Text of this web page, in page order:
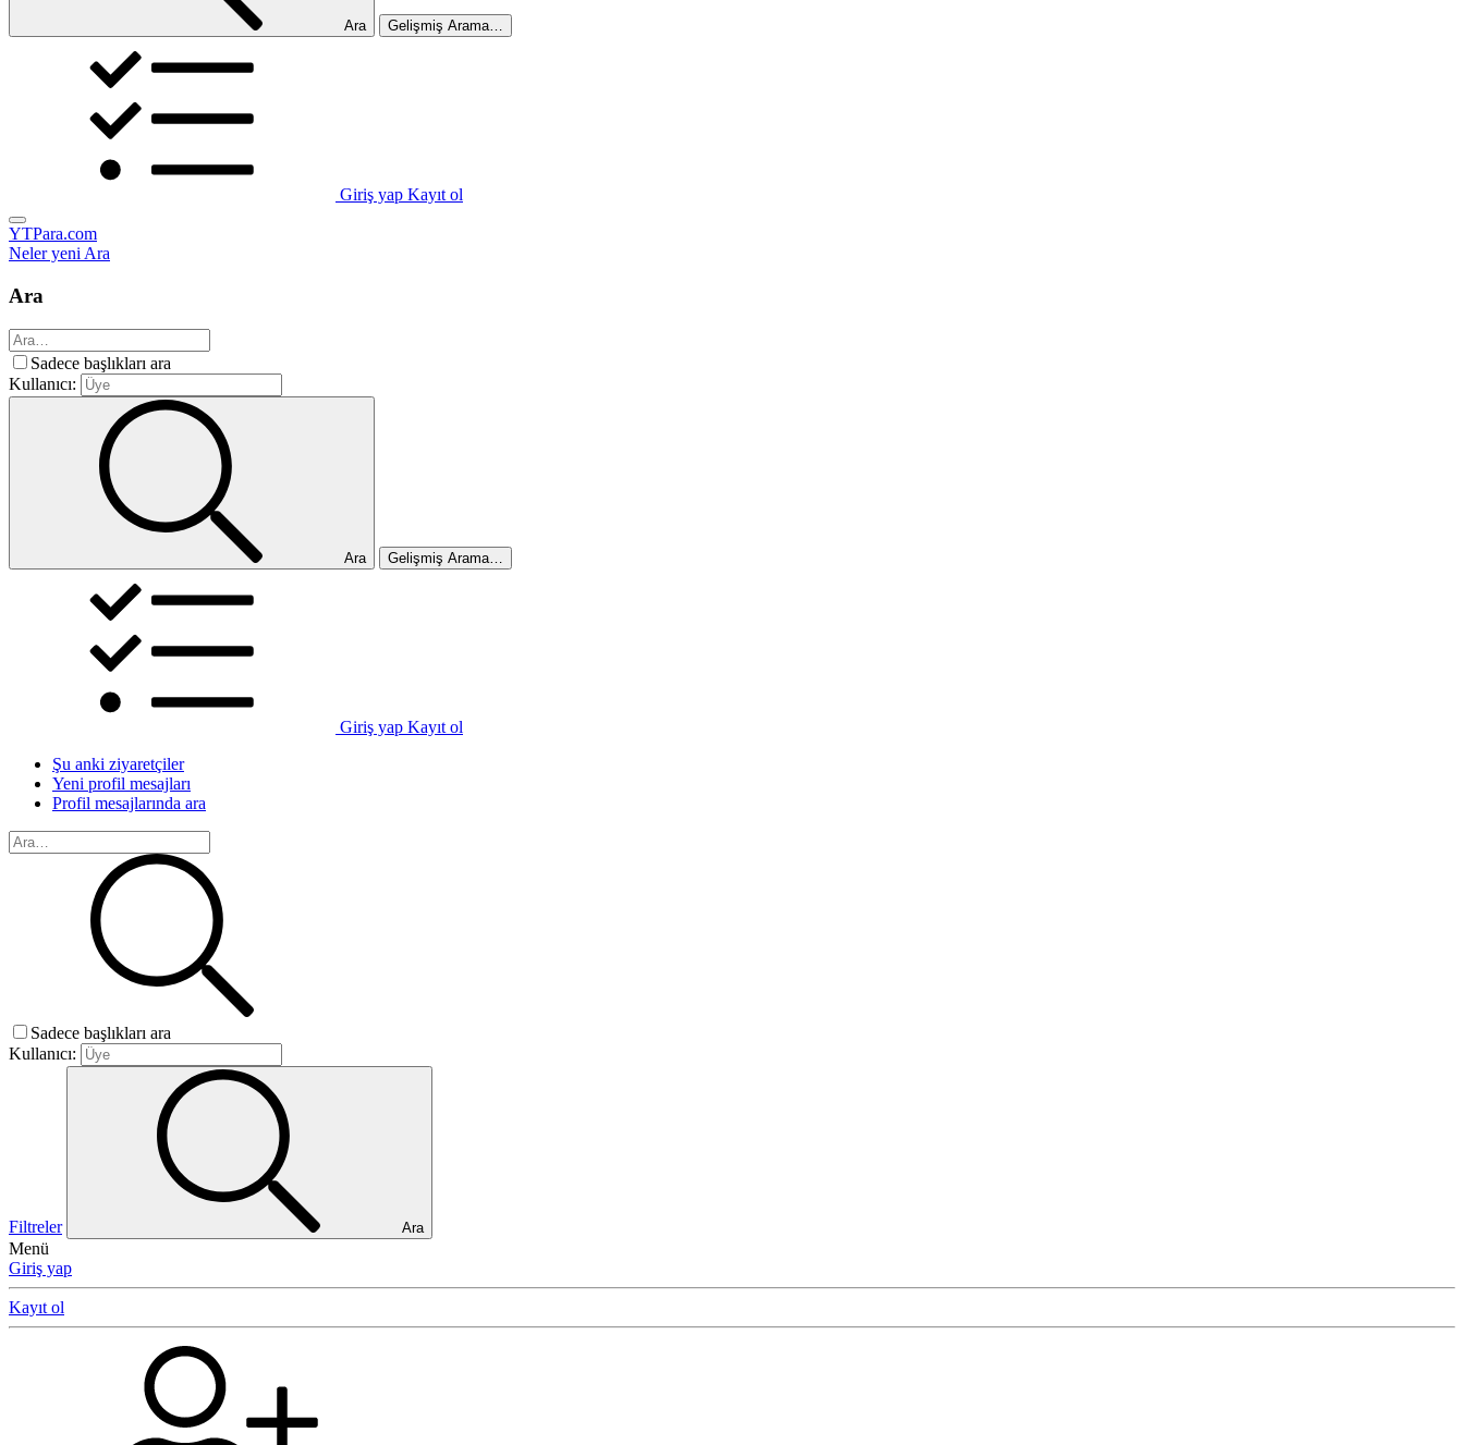
Ara Gelişmiş Arama…
Giriş yap Kayıt ol
YTPara.com
Neler yeniAra
Ara
Sadece başlıkları ara
Kullanıcı:
Ara Gelişmiş Arama…
Giriş yap Kayıt ol
Şu anki ziyaretçiler
Yeni profil mesajları
Profil mesajlarında ara
Sadece başlıkları ara
Kullanıcı:
Filtreler Ara
Menü
Giriş yap
Kayıt ol